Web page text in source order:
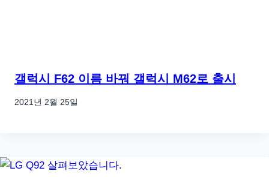
갤럭시 F62 이름 바꿔 갤럭시 M62로 출시
2021년 2월 25일